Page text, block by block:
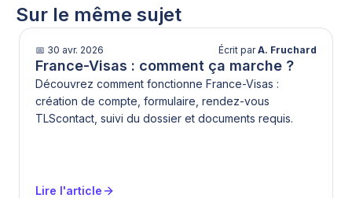
Sur le même sujet
📅 30 avr. 2026 Écrit parA. Fruchard
France-Visas : comment ça marche ?
Découvrez comment fonctionne France-Visas :
création de compte, formulaire, rendez-vous
TLScontact, suivi du dossier et documents requis.
Lire l'article